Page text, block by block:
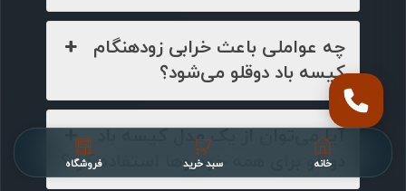
چه عواملی باعث خرابی زودهنگام
کیسه باد دوقلو می‌شود؟
آیا می‌توان از یک مدل کیسه باد
دوقلو برای همه خودروها استفاده کرد؟
خانه سبد خرید فروشگاه